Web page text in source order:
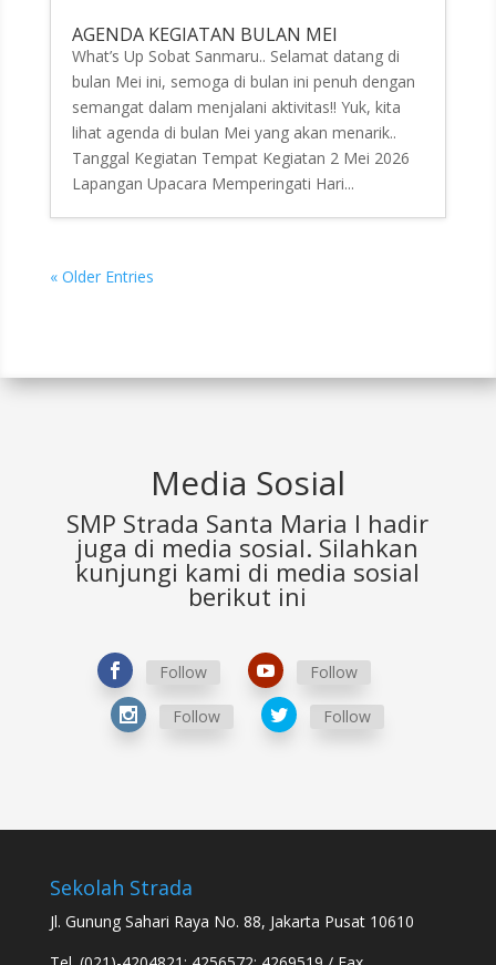
AGENDA KEGIATAN BULAN MEI
What’s Up Sobat Sanmaru.. Selamat datang di
bulan Mei ini, semoga di bulan ini penuh dengan
semangat dalam menjalani aktivitas!! Yuk, kita
lihat agenda di bulan Mei yang akan menarik..
Tanggal Kegiatan Tempat Kegiatan 2 Mei 2026
Lapangan Upacara Memperingati Hari...
« Older Entries
Media Sosial
SMP Strada Santa Maria I hadir
juga di media sosial. Silahkan
kunjungi kami di media sosial
berikut ini
Follow Follow
Follow Follow
Sekolah Strada
Jl. Gunung Sahari Raya No. 88, Jakarta Pusat 10610